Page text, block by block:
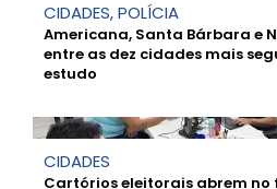
CIDADES,POLÍCIA
Americana, Santa Bárbara e
entre as dez cidades mais
estudo
CIDADES
Cartórios eleitorais abrem